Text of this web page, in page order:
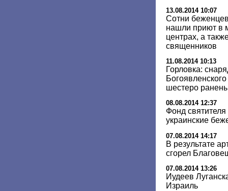
13.08.2014 10:07
Сотни
нашли приют в
центрах, а
священников
11.08.2014 10:13
Горловка:
шестеро
08.08.2014 12:37
Фонд
украинские
07.08.2014 14:17
В результате
сгорел
07.08.2014 13:26
Иудеев
Израиль